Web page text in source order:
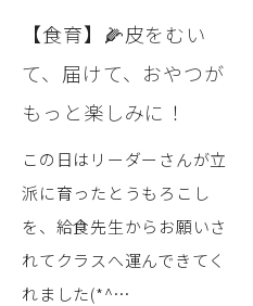
【食育】🌽皮をむい
て、届けて、おやつが
もっと楽しみに！
この日はリーダーさんが立
派に育ったとうもろこし
を、給食先生からお願いさ
れてクラスへ運んできてく
れました(*^…